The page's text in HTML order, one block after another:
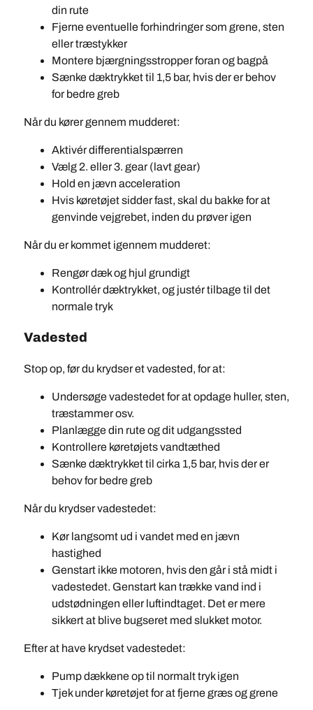
din rute
Fjerne eventuelle forhindringer som grene, sten
eller træstykker
Montere bjærgningsstropper foran og bagpå
Sænke dæktrykket til 1,5 bar, hvis der er behov
for bedre greb
Når du kører gennem mudderet:
Aktivér differentialspærren
Vælg 2. eller 3. gear (lavt gear)
Hold en jævn acceleration
Hvis køretøjet sidder fast, skal du bakke for at
genvinde vejgrebet, inden du prøver igen
Når du er kommet igennem mudderet:
Rengør dæk og hjul grundigt
Kontrollér dæktrykket, og justér tilbage til det
normale tryk
Vadested
Stop op, før du krydser et vadested, for at:
Undersøge vadestedet for at opdage huller, sten,
træstammer osv.
Planlægge din rute og dit udgangssted
Kontrollere køretøjets vandtæthed
Sænke dæktrykket til cirka 1,5 bar, hvis der er
behov for bedre greb
Når du krydser vadestedet:
Kør langsomt ud i vandet med en jævn
hastighed
Genstart ikke motoren, hvis den går i stå midt i
vadestedet. Genstart kan trække vand ind i
udstødningen eller luftindtaget. Det er mere
sikkert at blive bugseret med slukket motor.
Efter at have krydset vadestedet:
Pump dækkene op til normalt tryk igen
Tjek under køretøjet for at fjerne græs og grene